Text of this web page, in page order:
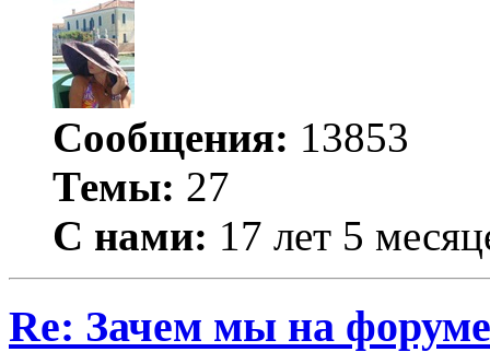
Сообщения: 13853
Темы: 27
С нами: 17 лет 5
Re: Зачем мы на